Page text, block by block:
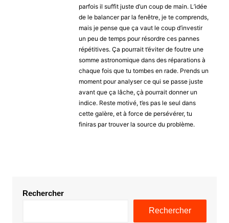
parfois il suffit juste d’un coup de main. L’idée
de le balancer par la fenêtre, je te comprends,
mais je pense que ça vaut le coup d’investir
un peu de temps pour résordre ces pannes
répétitives. Ça pourrait t’éviter de foutre une
somme astronomique dans des réparations à
chaque fois que tu tombes en rade. Prends un
moment pour analyser ce qui se passe juste
avant que ça lâche, çà pourrait donner un
indice. Reste motivé, t’es pas le seul dans
cette galère, et à force de persévérer, tu
finiras par trouver la source du problème.
Rechercher
Rechercher